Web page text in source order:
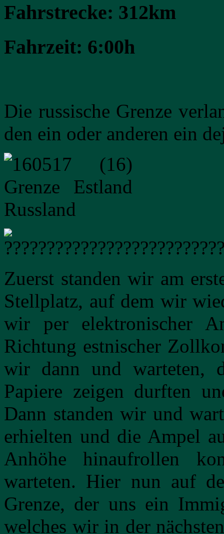
Fahrstrecke: 312km
Fahrzeit: 6:00h
Die russische Grenze
den ein oder anderen ein
Zuerst standen wir am
Stellplatz, auf dem wir
wir per elektronischer
Richtung estnischer
wir dann und warteten,
Papiere zeigen durften
Dann standen wir und
erhielten und die Ampel
Anhöhe hinaufrollen
warteten. Hier nun auf
Grenze, der uns ein
welches wir in der